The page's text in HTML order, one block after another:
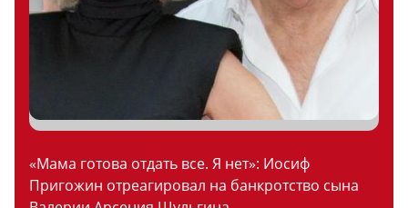
«Мама готова отдать все. Я нет»: Иосиф
Пригожин отреагировал на банкротство сына